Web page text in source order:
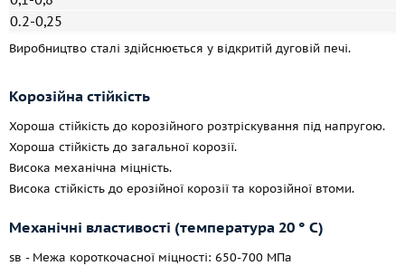
0.2-0,25
Виробництво сталі здійснюється у відкритій дуговій печі.
Корозійна стійкість
Хороша стійкість до корозійного розтріскування під напругою.
Хороша стійкість до загальної корозії.
Висока механічна міцність.
Висока стійкість до ерозійної корозії та корозійної втоми.
Механічні властивості (температура 20 ° С)
sв - Межа короткочасної міцності: 650-700 МПа